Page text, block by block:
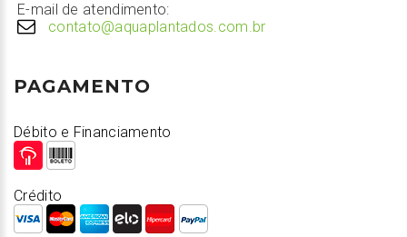
E-mail de atendimento:
contato@aquaplantados.com.br
PAGAMENTO
Débito e Financiamento
Crédito